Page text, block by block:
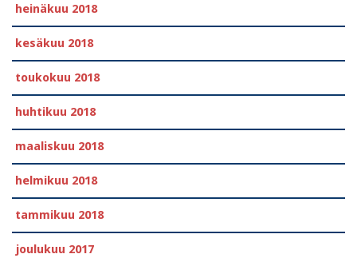
heinäkuu 2018
kesäkuu 2018
toukokuu 2018
huhtikuu 2018
maaliskuu 2018
helmikuu 2018
tammikuu 2018
joulukuu 2017